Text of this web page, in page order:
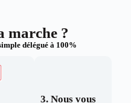
marche ?
délégué à 100%
3. Nous vous